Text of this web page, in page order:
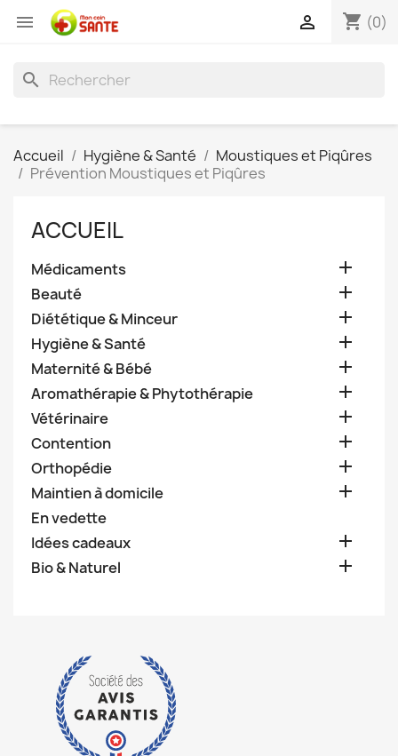
 shopping_cart (0)

search
Accueil Hygiène & Santé
Moustiques et Piqûres
Prévention Moustiques et Piqûres
ACCUEIL
Médicaments 
Beauté 
Diététique & Minceur 
Hygiène & Santé 
Maternité & Bébé 
Aromathérapie & Phytothérapie 
Vétérinaire 
Contention 
Orthopédie 
Maintien à domicile 
En vedette
Idées cadeaux

Bio & Naturel 